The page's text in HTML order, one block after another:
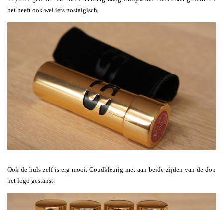
het heeft ook wel iets nostalgisch.
Ook de huls zelf is erg mooi. Goudkleurig met aan beide zijden van de dop
het logo gestanst.